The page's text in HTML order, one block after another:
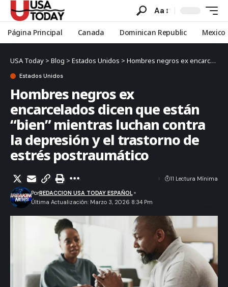
Aa
Página Principal Canada Dominican Republic Mexico
USA Today > Blog > Estados Unidos > Hombres negros ex encarcelados dicen que están “bien” mientras luchan contra la depresión y el trastorno de estrés postraumático
Estados Unidos
Hombres negros ex
encarcelados dicen que están
“bien” mientras luchan contra
la depresión y el trastorno de
estrés postraumático
Última Actualización: Marzo 3, 2026 8:34 Pm
PorREDACCION USA TODAY ESPAÑOL
11 Lectura Mínima